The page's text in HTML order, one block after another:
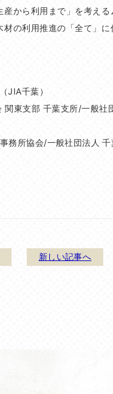
から利用まで」を考え
の利用推進の「全て」
JIA千葉）
東支部 千葉支所/一般社
務所協会/一般社団法人 千
新しい記事へ